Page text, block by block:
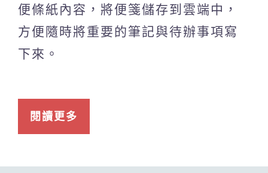
便條紙內容，將便箋儲存到雲端中，
方便隨時將重要的筆記與待辦事項寫
下來。
閱讀更多